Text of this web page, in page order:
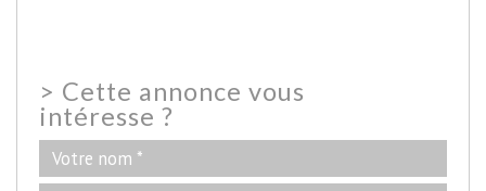
> Cette annonce vous
intéresse ?